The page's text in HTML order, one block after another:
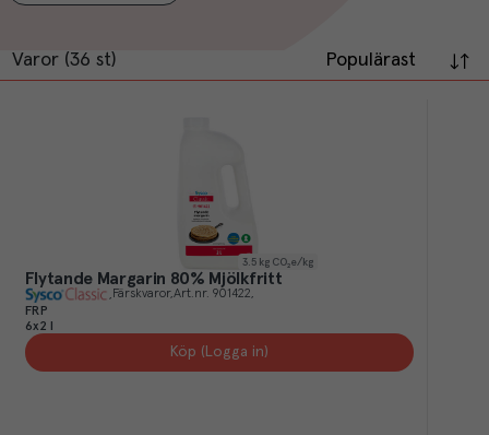
Varor (36 st) Populärast
3.5 kg CO₂e/kg
Flytande Margarin 80% Mjölkfritt
Färskvaror Art.nr. 901422
FRP
6x2 l
Köp (Logga in)